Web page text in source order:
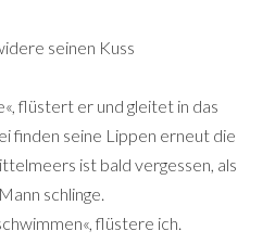
seinen Kuss
flüstert er und gleitet in das
finden seine Lippen erneut die
ist bald vergessen, als
schlinge.
flüstere ich.